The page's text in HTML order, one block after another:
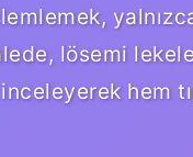
lösemi
hem